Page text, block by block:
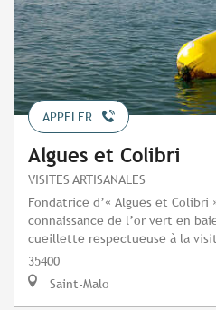
APPELER
Algues et Colibri
VISITES ARTISANALES
Fondatrice d’« Algues et Colibri
connaissance de l’or vert en
cueillette respectueuse à la
35400
Saint-Malo